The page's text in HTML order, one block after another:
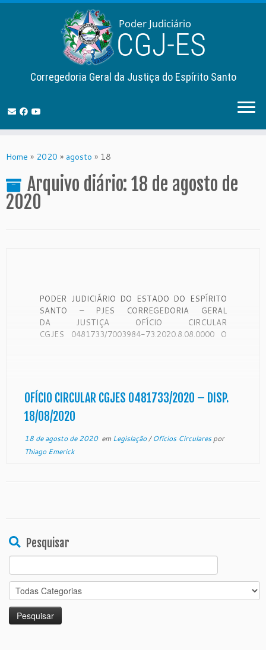
to
Corregedoria Geral da Justiça do Espírito Santo
Home » 2020 » agosto » 18
Arquivo diário: 18 de agosto de
2020
PODER JUDICIÁRIO DO ESTADO DO ESPÍRITO
SANTO – PJES CORREGEDORIA GERAL
DA JUSTIÇA OFÍCIO CIRCULAR
CGJES 0481733/7003984-73.2020.8.08.0000 O
Justiça é órgão de fiscalização, disciplina e
orientação administrativa, com […]
OFÍCIO CIRCULAR CGJES 0481733/2020 – DISP.
18/08/2020
18 de agosto de 2020em Legislação/Ofícios Circularespor
Thiago Emerick
Pesquisar
for: